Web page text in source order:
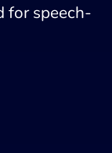
for speech-